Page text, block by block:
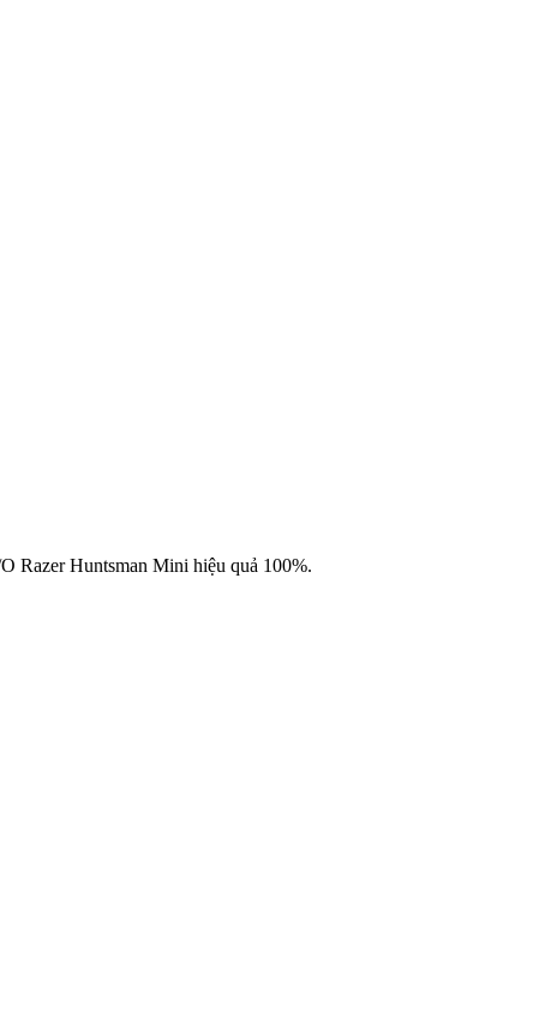
Razer Huntsman Mini hiệu quả 100%.